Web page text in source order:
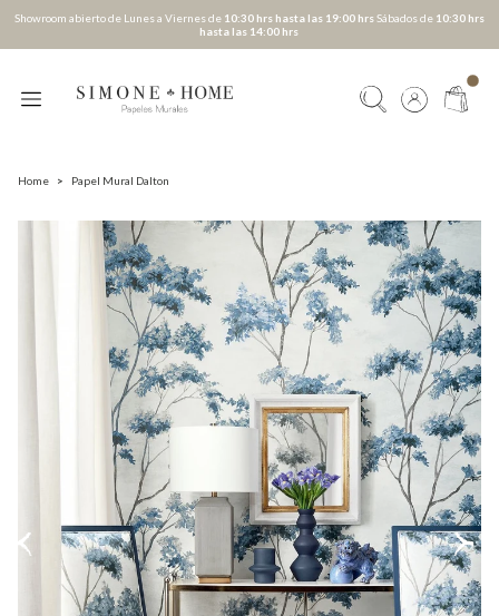
Showroom abierto de Lunes a Viernes de 10:30 hrs hasta las 19:00 hrsSábados de 10:30 hrs
hasta las 14:00 hrs
Home > Papel Mural Dalton